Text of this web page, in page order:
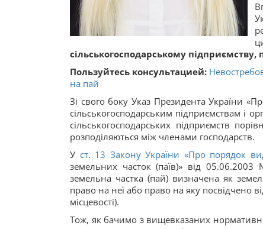
сільськогосподарському
Пользуйтесь консультацией:
на пай
Зі свого боку Указ Президента України
сільськогосподарським підприємствам і
сільськогосподарських підприємств
розподіляються між членами господарств.
У ст. 13 Закону України «Про порядок
земельних часток (паїв)» від
земельна частка (пай) визначена як
право на неї або право на яку посвідчено
місцевості).
Тож, як бачимо з вищевказаних